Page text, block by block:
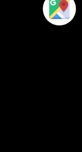
Thanh Trì